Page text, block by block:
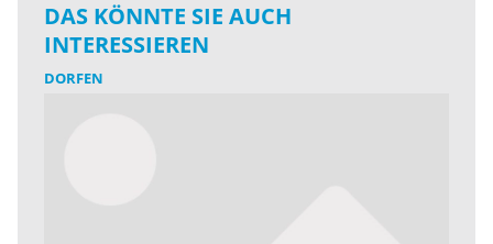
DAS KÖNNTE SIE AUCH
INTERESSIEREN
DORFEN